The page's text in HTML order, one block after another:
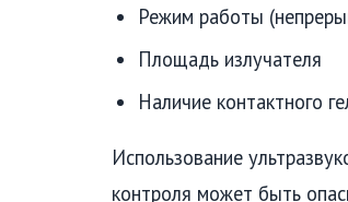
Режим работы
Площадь излучателя
Наличие контактного
Использование
контроля может быть